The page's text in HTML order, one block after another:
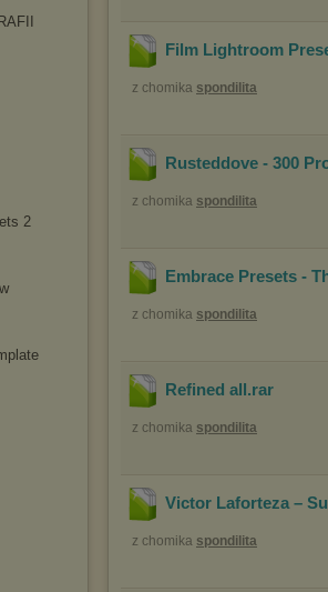
2
Film Lightroom
z chomika spondilita
Rusteddove - 300
z chomika spondilita
Embrace Presets -
z chomika spondilita
Refined all .rar
z chomika spondilita
Victor Laforteza –
z chomika spondilita